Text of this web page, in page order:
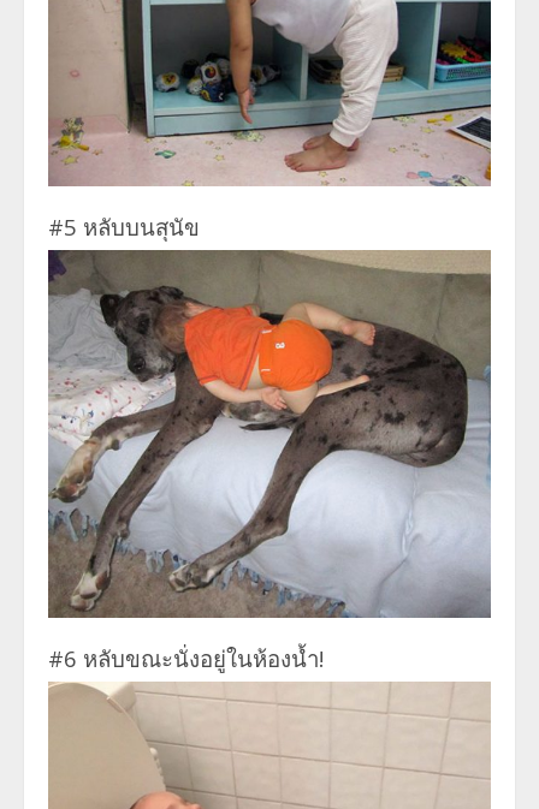
#5 หลับบนสุนัข
#6 หลับขณะนั่งอยู่ในห้องน้ำ!